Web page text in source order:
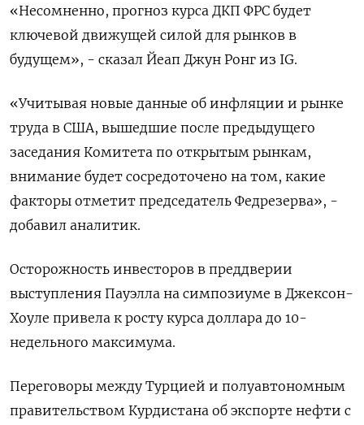
«Несомненно, прогноз курса ДКП ФРС будет
ключевой движущей силой для рынков в
будущем», - сказал Йеап Джун Ронг из IG.
«Учитывая новые данные об инфляции и рынке
труда в США, вышедшие после предыдущего
заседания Комитета по открытым рынкам,
внимание будет сосредоточено на том, какие
факторы отметит председатель Федрезерва», -
добавил аналитик.
Осторожность инвесторов в преддверии
выступления Пауэлла на симпозиуме в Джексон-
Хоуле привела к росту курса доллара до 10-
недельного максимума.
Переговоры между Турцией и полуавтономным
правительством Курдистана об экспорте нефти с